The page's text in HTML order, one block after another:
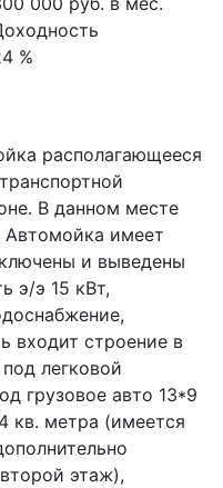
%
располагающееся
В данном месте
Автомойка имеет
и выведены
э/э 15 кВт,
входит строение в
легковой
грузовое авто 13*9
кв. метра (имеется
этаж),